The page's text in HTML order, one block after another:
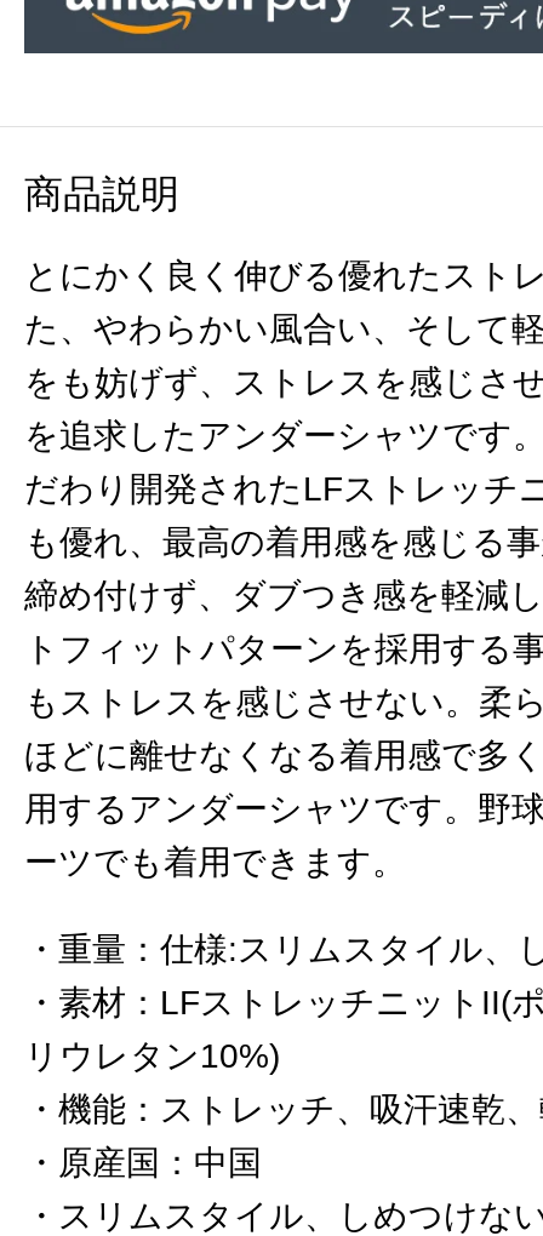
商品説明
とにかく良く伸びる優れたスト
た、やわらかい風合い、そして
をも妨げず、ストレスを感じさ
を追求したアンダーシャツです
だわり開発されたLFストレッチ
も優れ、最高の着用感を感じる
締め付けず、ダブつき感を軽減
トフィットパターンを採用する
もストレスを感じさせない。柔
ほどに離せなくなる着用感で多
用するアンダーシャツです。野
ーツでも着用できます。
重量 ： 仕様:スリムスタイル、
素材 ： LFストレッチニットII(
リウレタン10%)
機能 ： ストレッチ、吸汗速乾
原産国 ： 中国
スリムスタイル、しめつけな